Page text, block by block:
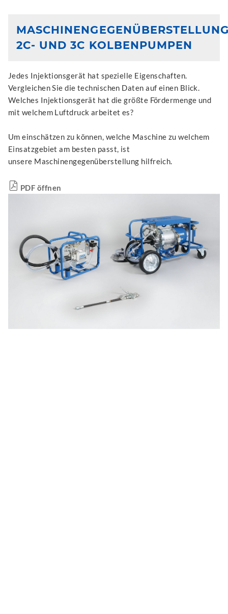
2C- UND 3C KOLBENPUMPEN
Jedes Injektionsgerät hat spezielle Eigenschaften.
Vergleichen Sie die technischen Daten auf einen Blick.
Welches Injektionsgerät hat die größte Fördermenge und
mit welchem Luftdruck arbeitet es?
Um einschätzen zu können, welche Maschine zu welchem
Einsatzgebiet am besten passt, ist
unsere Maschinengegenüberstellung hilfreich.
PDF öffnen